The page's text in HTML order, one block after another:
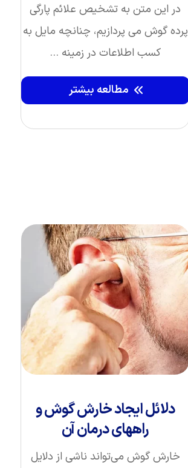
در این متن به تشخیص علائم پارگی
پرده گوش می پردازیم، چنانچه مایل به
کسب اطلاعات در زمینه ...
مطالعه بیشتر
دلائل ایجاد خارش گوش و
راههای درمان آن
خارش گوش می‌تواند ناشی از دلایل